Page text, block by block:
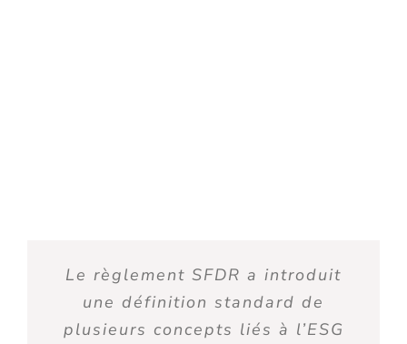
Le règlement SFDR a introduit
une définition standard de
plusieurs concepts liés à l’ESG